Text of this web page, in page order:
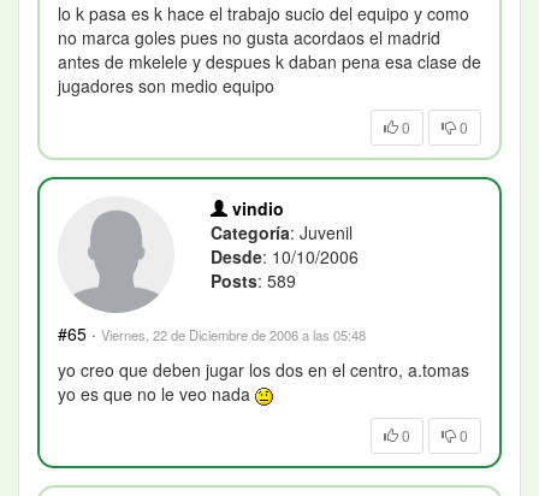
lo k pasa es k hace el trabajo sucio del equipo y como
no marca goles pues no gusta acordaos el madrid
antes de mkelele y despues k daban pena esa clase de
jugadores son medio equipo
0 0
vindio
Categoría: Juvenil
Desde: 10/10/2006
Posts: 589
#65 · Viernes, 22 de Diciembre de 2006 a las 05:48
yo creo que deben jugar los dos en el centro, a.tomas
yo es que no le veo nada
0 0